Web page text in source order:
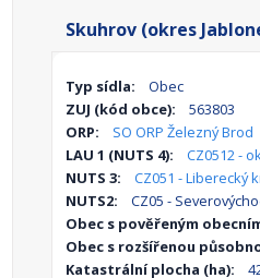
Skuhrov (okres
Typ sídla:
Obec
ZUJ (kód obce):
563803
ORP:
SO ORP Železný Brod
LAU 1 (NUTS 4):
CZ0512 -
NUTS 3:
CZ051 - Liberecký
NUTS2:
CZ05 -
Obec s pověřeným
Obec s rozšířenou
Katastrální plocha (ha):